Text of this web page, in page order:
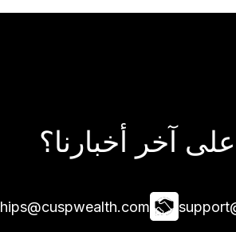
آخر أخبارنا؟